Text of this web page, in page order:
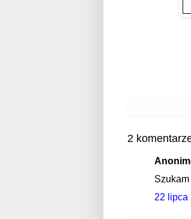
2
22 lipca